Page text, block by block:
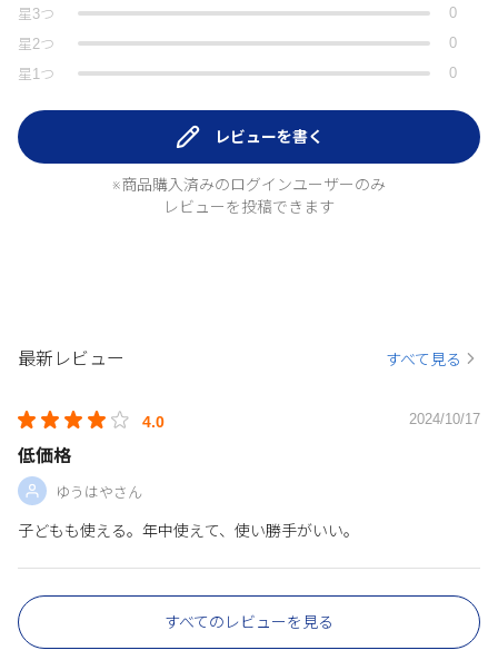
星 3つ
0
星 2つ
0
星 1つ 0
レビューを書く
※商品購入済みのログインユーザーのみ
レビューを投稿できます
最新レビュー すべて見る
4.0 2024/10/17
低価格
ゆうはやさん
子どもも使える。年中使えて、使い勝手がいい。
すべてのレビューを見る